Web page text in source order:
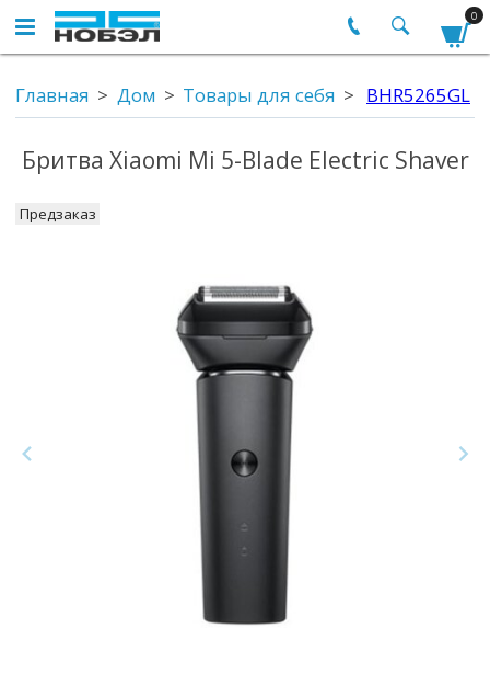
0
Главная Дом Товары для себя BHR5265GL
Бритва Xiaomi Mi 5-Blade Electric Shaver
Предзаказ